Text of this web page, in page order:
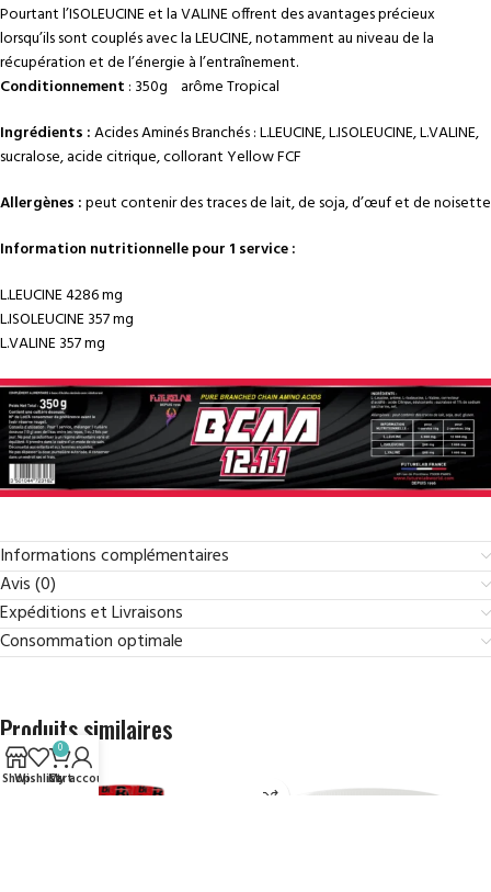
Pourtant l’ISOLEUCINE et la VALINE offrent des avantages précieux
lorsqu’ils sont couplés avec la LEUCINE, notamment au niveau de la
récupération et de l’énergie à l’entraînement.
Conditionnement : 350g arôme Tropical
Ingrédients :Acides Aminés Branchés : L.LEUCINE, L.ISOLEUCINE, L.VALINE,
sucralose, acide citrique, collorant Yellow FCF
Allergènes :peut contenir des traces de lait, de soja, d’œuf et de noisette
Information nutritionnelle pour 1 service :
L.LEUCINE 4286 mg
L.ISOLEUCINE 357 mg
L.VALINE 357 mg
Informations complémentaires
Avis (0)
Expéditions et Livraisons
Consommation optimale
Produits similaires
ShopWishlist
0
Cart
My account